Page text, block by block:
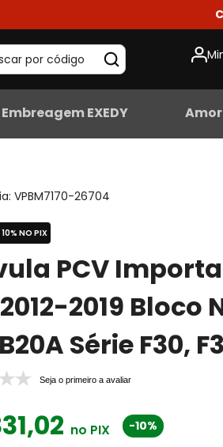
por código
Embreagem EXEDY
:VPBM7170-26704
NO PIX
PCV
2019 Bloco
Série F30,
Seja o primeiro a avaliar
,02 no PIX
-10%